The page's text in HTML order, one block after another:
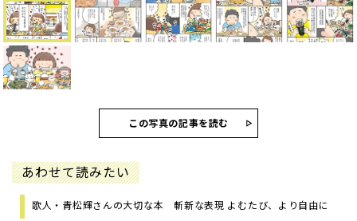
この写真の記事を読む
あわせて読みたい
歌人・青松輝さんの大切な本 斬新な表現 よむたび、より自由に